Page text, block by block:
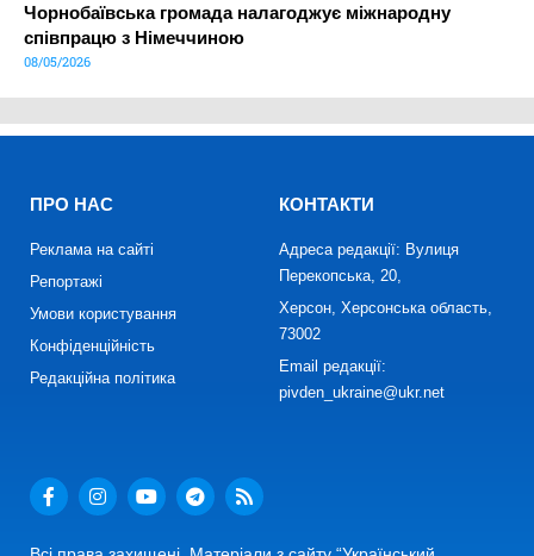
Чорнобаївська громада налагоджує міжнародну
співпрацю з Німеччиною
08/05/2026
ПРО НАС
Реклама на сайті
Репортажі
Умови користування
Конфіденційність
Редакційна політика
КОНТАКТИ
Адреса редакції: Вулиця
Перекопська, 20,
Херсон, Херсонська область,
73002
Email редакції:
pivden_ukraine@ukr.net